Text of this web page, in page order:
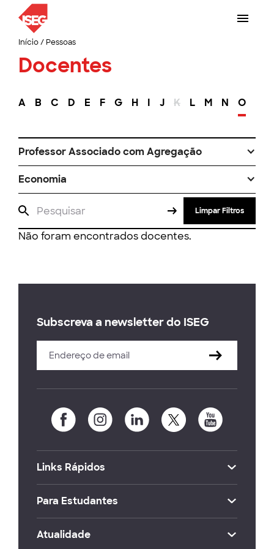
Início/ Pessoas
Docentes
A B C D E F G H I J K L M N O
Professor Associado com Agregação
Economia
Limpar Filtros
Não foram encontrados docentes.
Subscreva a newsletter do ISEG
Links Rápidos
Para Estudantes
Atualidade